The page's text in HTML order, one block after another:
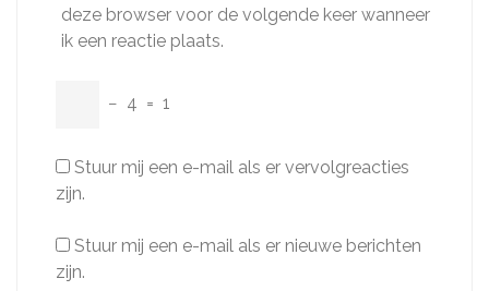
deze browser voor de volgende keer wanneer
ik een reactie plaats.
− 4 = 1
Stuur mij een e-mail als er vervolgreacties
zijn.
Stuur mij een e-mail als er nieuwe berichten
zijn.